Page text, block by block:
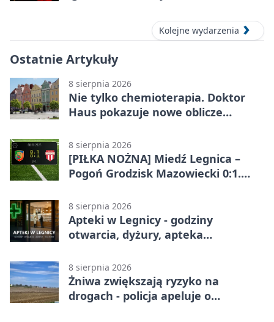
Kolejne wydarzenia
Ostatnie Artykuły
8 sierpnia 2026
Nie tylko chemioterapia. Doktor
Haus pokazuje nowe oblicze
8 sierpnia 2026
[PIŁKA NOŻNA] Miedź Legnica –
Pogoń Grodzisk Mazowiecki 0:1.
meczu w Legnicy
8 sierpnia 2026
Apteki w Legnicy - godziny
otwarcia, dyżury, apteka
8 sierpnia 2026
Żniwa zwiększają ryzyko na
drogach - policja apeluje o